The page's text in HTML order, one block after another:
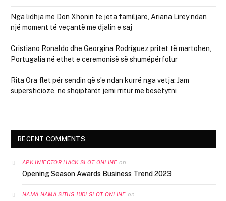
Nga lidhja me Don Xhonin te jeta familjare, Ariana Lirey ndan
një moment të veçantë me djalin e saj
Cristiano Ronaldo dhe Georgina Rodríguez pritet të martohen,
Portugalia në ethet e ceremonisë së shumëpërfolur
Rita Ora flet për sendin që s’e ndan kurrë nga vetja: Jam
supersticioze, ne shqiptarët jemi rritur me besëtytni
RECENT COMMENTS
APK INJECTOR HACK SLOT ONLINE on
Opening Season Awards Business Trend 2023
NAMA NAMA SITUS JUDI SLOT ONLINE on